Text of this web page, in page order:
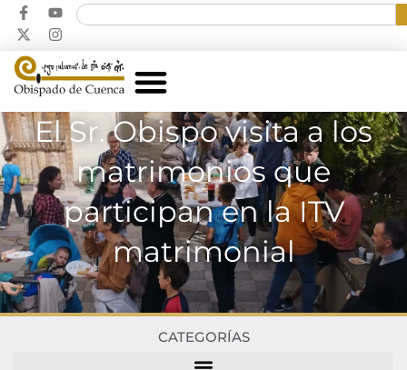
El Sr. Obispo visita a los
matrimonios que
participan en la ITV
matrimonial
CATEGORÍAS